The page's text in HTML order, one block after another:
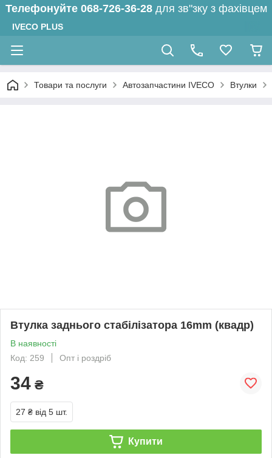
Телефонуйте 068-726-36-28 для зв"зку з фахівцем
IVECO PLUS
Товари та послуги Автозапчастини IVECO Втулки
Втулка заднього стабілізатора 16mm (квадр)
В наявності
Код: 259
Опт і роздріб
34 ₴
27 ₴ від 5 шт.
Купити